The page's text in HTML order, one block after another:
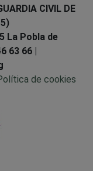
CIVIL DE
La Pobla de
63 66 |
de cookies